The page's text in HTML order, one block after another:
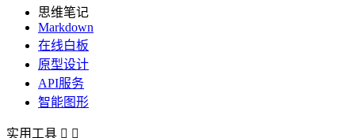
思维笔记
Markdown
在线白板
原型设计
API服务
智能图形
实用工具  